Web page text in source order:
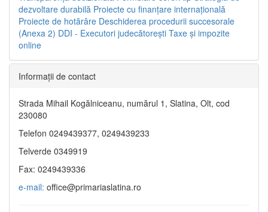
dezvoltare durabilă Proiecte cu finanţare internaţională
Proiecte de hotărâre Deschiderea procedurii succesorale
(Anexa 2) DDI - Executori judecătorești Taxe şi impozite
online
Informaţii de contact
Strada Mihail Kogălniceanu, numărul 1, Slatina, Olt, cod
230080
Telefon 0249439377, 0249439233
Telverde 0349919
Fax: 0249439336
e-mail: office@primariaslatina.ro